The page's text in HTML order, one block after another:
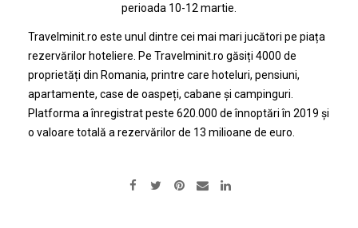
perioada 10-12 martie.
Travelminit.ro este unul dintre cei mai mari jucători pe piața
rezervărilor hoteliere. Pe Travelminit.ro găsiți 4000 de
proprietăți din Romania, printre care hoteluri, pensiuni,
apartamente, case de oaspeți, cabane și campinguri.
Platforma a înregistrat peste 620.000 de înnoptări în 2019 și
o valoare totală a rezervărilor de 13 milioane de euro.